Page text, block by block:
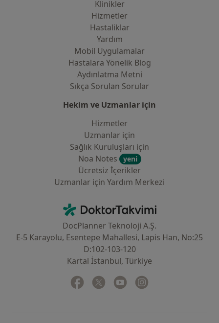
Klinikler
Hizmetler
Hastaliklar
Yardım
Mobil Uygulamalar
Hastalara Yönelik Blog
Aydınlatma Metni
Sıkça Sorulan Sorular
Hekim ve Uzmanlar için
Hizmetler
Uzmanlar için
Sağlık Kuruluşları için
Noa Notes
yeni
Ücretsiz İçerikler
Uzmanlar için Yardım Merkezi
DoktorTakvimi - Ana Sayfa
DocPlanner Teknoloji A.Ş.
E-5 Karayolu, Esentepe Mahallesi, Lapis Han, No:25
D:102-103-120
Kartal İstanbul, Türkiye
Facebook
yeni bir sekmede açılır
Twitter
yeni bir sekmede açılır
Youtube
yeni bir sekmede açılır